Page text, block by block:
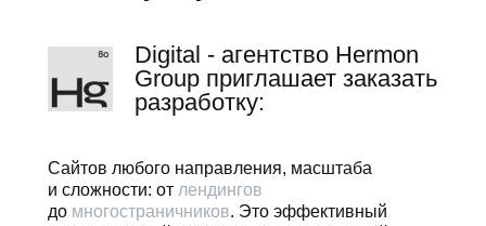
Сайтов любого направления, масштаба
и сложности: от лендингов
до многостраничников. Это эффективный
Digital - агентство Hermon
Group приглашает заказать
разработку: